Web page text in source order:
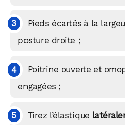
Pieds écartés à la
posture droite ;
Poitrine ouverte et
engagées ;
Tirez l’élastique